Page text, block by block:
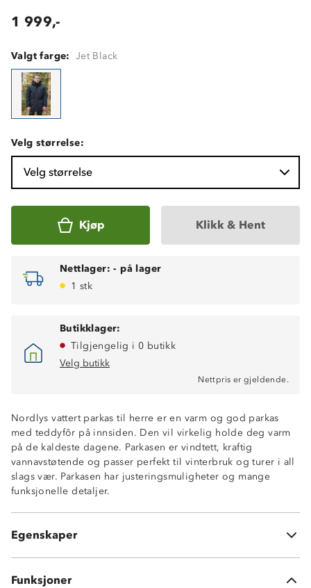
1 999,-
Valgt farge: Jet Black
Velg størrelse:
Velg størrelse
Kjøp Klikk & Hent
Nettlager: - på lager
1 stk
Butikklager:
Tilgjengelig i 0 butikk
Velg butikk
Nettpris er gjeldende.
Nordlys vattert parkas til herre er en varm og god parkas
med teddyfôr på innsiden. Den vil virkelig holde deg varm
på de kaldeste dagene. Parkasen er vindtett, kraftig
vannavstøtende og passer perfekt til vinterbruk og turer i all
slags vær. Parkasen har justeringsmuligheter og mange
funksjonelle detaljer.
Egenskaper
Vattert og varm
15/6 membran
Stikklommer med borrelås
Brystlomme med glidelås
Knappjustering i livet
Borrelåsstramming ved åpningen av erme
YKK-glidelås
Funksjoner